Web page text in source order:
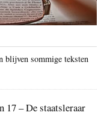
blijven sommige teksten
17 – De staatsleraar